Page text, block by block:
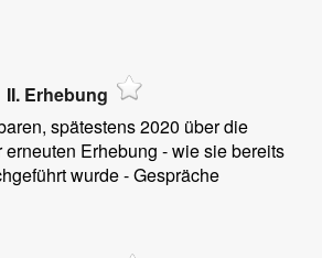
II. Erhebung
spätestens 2020 über die
Erhebung - wie sie bereits
wurde - Gespräche